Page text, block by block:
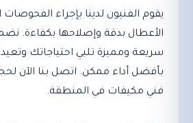
يقوم الفنيون لدينا بإجراء
الأعطال بدقة وإصلاحها بكفاءة.
سريعة ومميزة تلبي احتياجاتك
بأفضل أداء ممكن. اتصل بنا الآن
فني مكيفات في المنطقة.